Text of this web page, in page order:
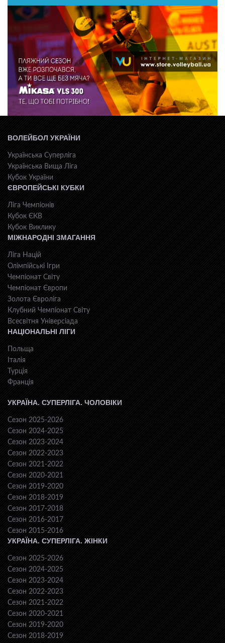
ВОЛЕЙБОЛ УКРАЇНИ
Українська Суперліга
Українська Вища Ліга
Кубок України
ЄВРОПЕЙСЬКІ КУБКИ
Ліга Чемпіонів
Кубок ЄКВ
Кубок Виклику
МІЖНАРОДНІ ЗМАГАННЯ
Ліга Націй
Олімпійські Ігри
Чемпіонат Світу
Чемпіонат Європи
Золота Євроліга
Клубний Чемпіонат Світу
Всесвiтня Унiверсiaда
НАЦІОНАЛЬНІ ЛІГИ
Польща
Італія
Турція
Франція
УКРАЇНА. СУПЕРЛІГА. ЧОЛОВІКИ
Сезон 2025-2026
Сезон 2024-2025
Сезон 2023-2024
Сезон 2022-2023
Сезон 2021-2022
Сезон 2020-2021
Сезон 2019-2020
Сезон 2018-2019
Сезон 2017-2018
Сезон 2016-2017
Сезон 2015-2016
УКРАЇНА. СУПЕРЛІГА. ЖІНКИ
Сезон 2025-2026
Сезон 2024-2025
Сезон 2023-2024
Сезон 2022-2023
Сезон 2021-2022
Сезон 2020-2021
Сезон 2019-2020
Сезон 2018-2019